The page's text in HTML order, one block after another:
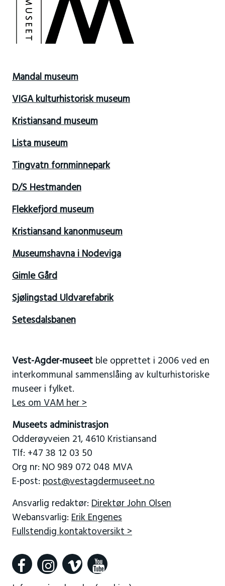
Mandal museum
VIGA kulturhistorisk museum
Kristiansand museum
Lista museum
Tingvatn fornminnepark
D/S Hestmanden
Flekkefjord museum
Kristiansand kanonmuseum
Museumshavna i Nodeviga
Gimle Gård
Sjølingstad Uldvarefabrik
Setesdalsbanen
Vest-Agder-museetble opprettet i 2006 ved en
interkommunal sammenslåing av kulturhistoriske
museer i fylket.
Les om VAM her >
Museets administrasjon
Odderøyveien 21, 4610 Kristiansand
Tlf: +47 38 12 03 50
Org nr: NO 989 072 048 MVA
E-post: post@vestagdermuseet.no
Ansvarlig redaktør: Direktør John Olsen
Webansvarlig: Erik Engenes
Fullstendig kontaktoversikt >